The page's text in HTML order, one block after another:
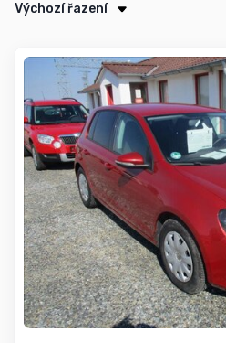
Výchozí řazení